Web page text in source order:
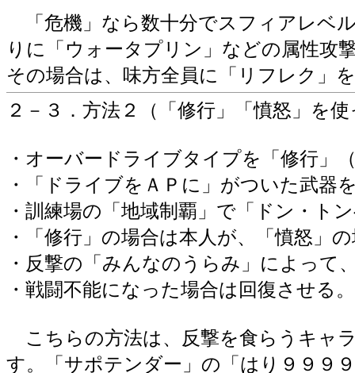
「危機」なら数十分でスフィアレベ
りに「ウォータプリン」などの属性攻
その場合は、味方全員に「リフレク」
２－３．方法２（「修行」「憤怒」を
・オーバードライブタイプを「修行」
・「ドライブをＡＰに」がついた武器
・訓練場の「地域制覇」で「ドン・ト
・「修行」の場合は本人が、「憤怒」
・反撃の「みんなのうらみ」によって
・戦闘不能になった場合は回復させる。
こちらの方法は、反撃を食らうキャ
す。「サポテンダー」の「はり９９９